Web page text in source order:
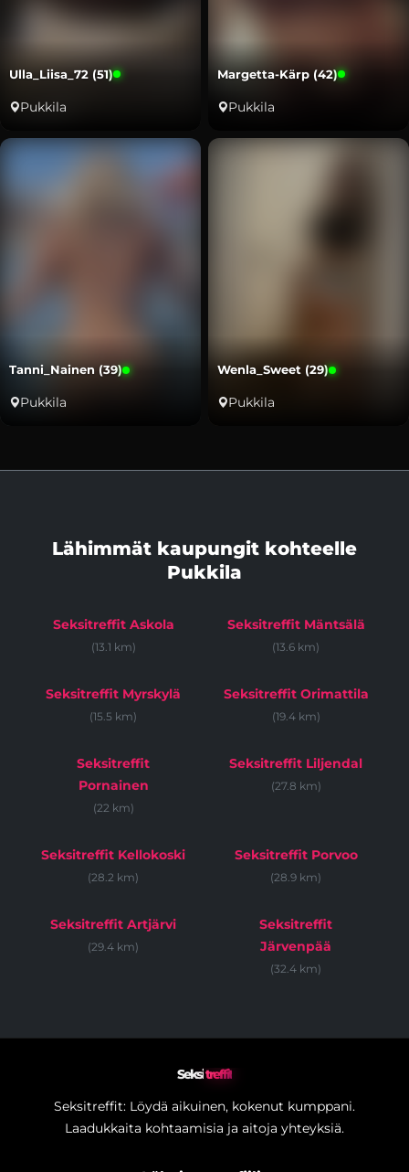
Ulla_Liisa_72 (51)
Pukkila
Margetta-Kärp (42)
Pukkila
Tanni_Nainen (39)
Pukkila
Wenla_Sweet (29)
Pukkila
Lähimmät kaupungit kohteelle
Pukkila
Seksitreffit Askola
(13.1 km)
Seksitreffit Mäntsälä
(13.6 km)
Seksitreffit Myrskylä
(15.5 km)
Seksitreffit Orimattila
(19.4 km)
Seksitreffit
Pornainen
(22 km)
Seksitreffit Liljendal
(27.8 km)
Seksitreffit Kellokoski
(28.2 km)
Seksitreffit Porvoo
(28.9 km)
Seksitreffit Artjärvi
(29.4 km)
Seksitreffit
Järvenpää
(32.4 km)
Seksitreffit
Seksitreffit: Löydä aikuinen, kokenut kumppani.
Laadukkaita kohtaamisia ja aitoja yhteyksiä.